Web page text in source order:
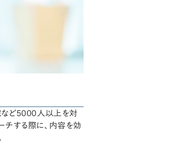
など5000人以上を対
チする際に、内容を効